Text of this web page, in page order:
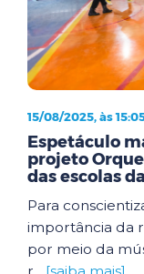
15/08/2025, às
Espetáculo
projeto
das escolas
Para
importância da
por meio da
r... [saiba mais]